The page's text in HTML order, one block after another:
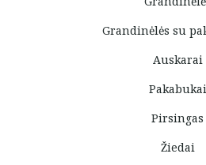
Grandinėlės su
Auskarai
Pakabukai
Pirsingas
Žiedai